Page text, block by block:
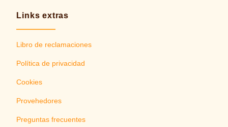
Links extras
Libro de reclamaciones
Política de privacidad
Cookies
Provehedores
Preguntas frecuentes